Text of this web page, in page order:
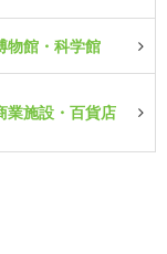
物館・科学館
業施設・百貨店